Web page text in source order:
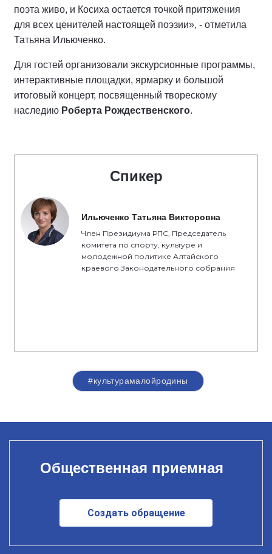
поэта живо, и Косиха остается точкой притяжения
для всех ценителей настоящей поэзии», - отметила
Татьяна Ильюченко.
Для гостей организовали экскурсионные программы,
интерактивные площадки, ярмарку и большой
итоговый концерт, посвященный творескому
наследию Роберта Рождественского.
Спикер
Ильюченко Татьяна Викторовна
Член Президиума РПС, Председатель
комитета по спорту, культуре и
молодежной политике Алтайского
краевого Законодательного собрания
#культурамалойродины
Общественная приемная
Создать обращение